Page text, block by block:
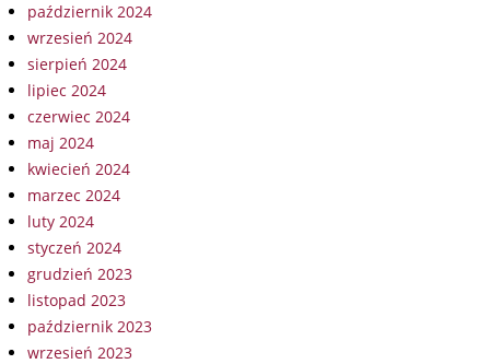
październik 2024
wrzesień 2024
sierpień 2024
lipiec 2024
czerwiec 2024
maj 2024
kwiecień 2024
marzec 2024
luty 2024
styczeń 2024
grudzień 2023
listopad 2023
październik 2023
wrzesień 2023